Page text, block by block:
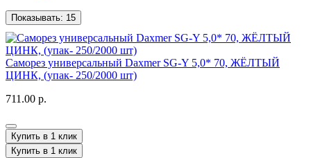
Показывать: 15
Саморез универсальный Daxmer SG-Y 5,0* 70, ЖЁЛТЫЙ
ЦИНК, (упак- 250/2000 шт)
711.00 р.
Купить в 1 клик
Купить в 1 клик